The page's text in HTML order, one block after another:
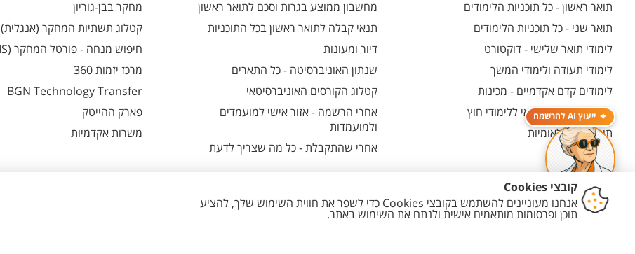
ייעוץ AI להרשמה
תואר ראשון - כל תוכניות הלימודים
תואר שני - כל תוכניות הלימודים
לימודי תואר שלישי - דוקטורט
לימודי תעודה ולימודי המשך
לימודים קדם אקדמיים - מכינות
המרכז האוניברסיטאי ללימודי חוץ
תוכניות בין-לאומיות
מחשבון ממוצע בגרות וסכם לתואר ראשון
תנאי קבלה לתואר ראשון בכל התוכניות
דיור ומעונות
שנתון האוניברסיטה - כל התארים
קטלוג הקורסים האוניברסיטאי
אחרי הרשמה - אזור אישי למועמדים
ולמועמדות
אחרי שהתקבלת - כל מה שצריך לדעת
מחקר בבן-גוריון
קטלוג תשתיות המחקר (אנגלית)
חיפוש מנחה - פורטל המחקר (CRIS)
מרכז יזמות 360
BGN Technology Transfer
פארק ההייטק
משרות אקדמיות